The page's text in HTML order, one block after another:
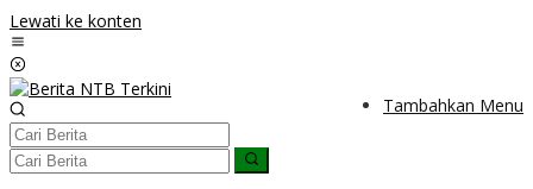
Lewati ke konten
Tambahkan Menu